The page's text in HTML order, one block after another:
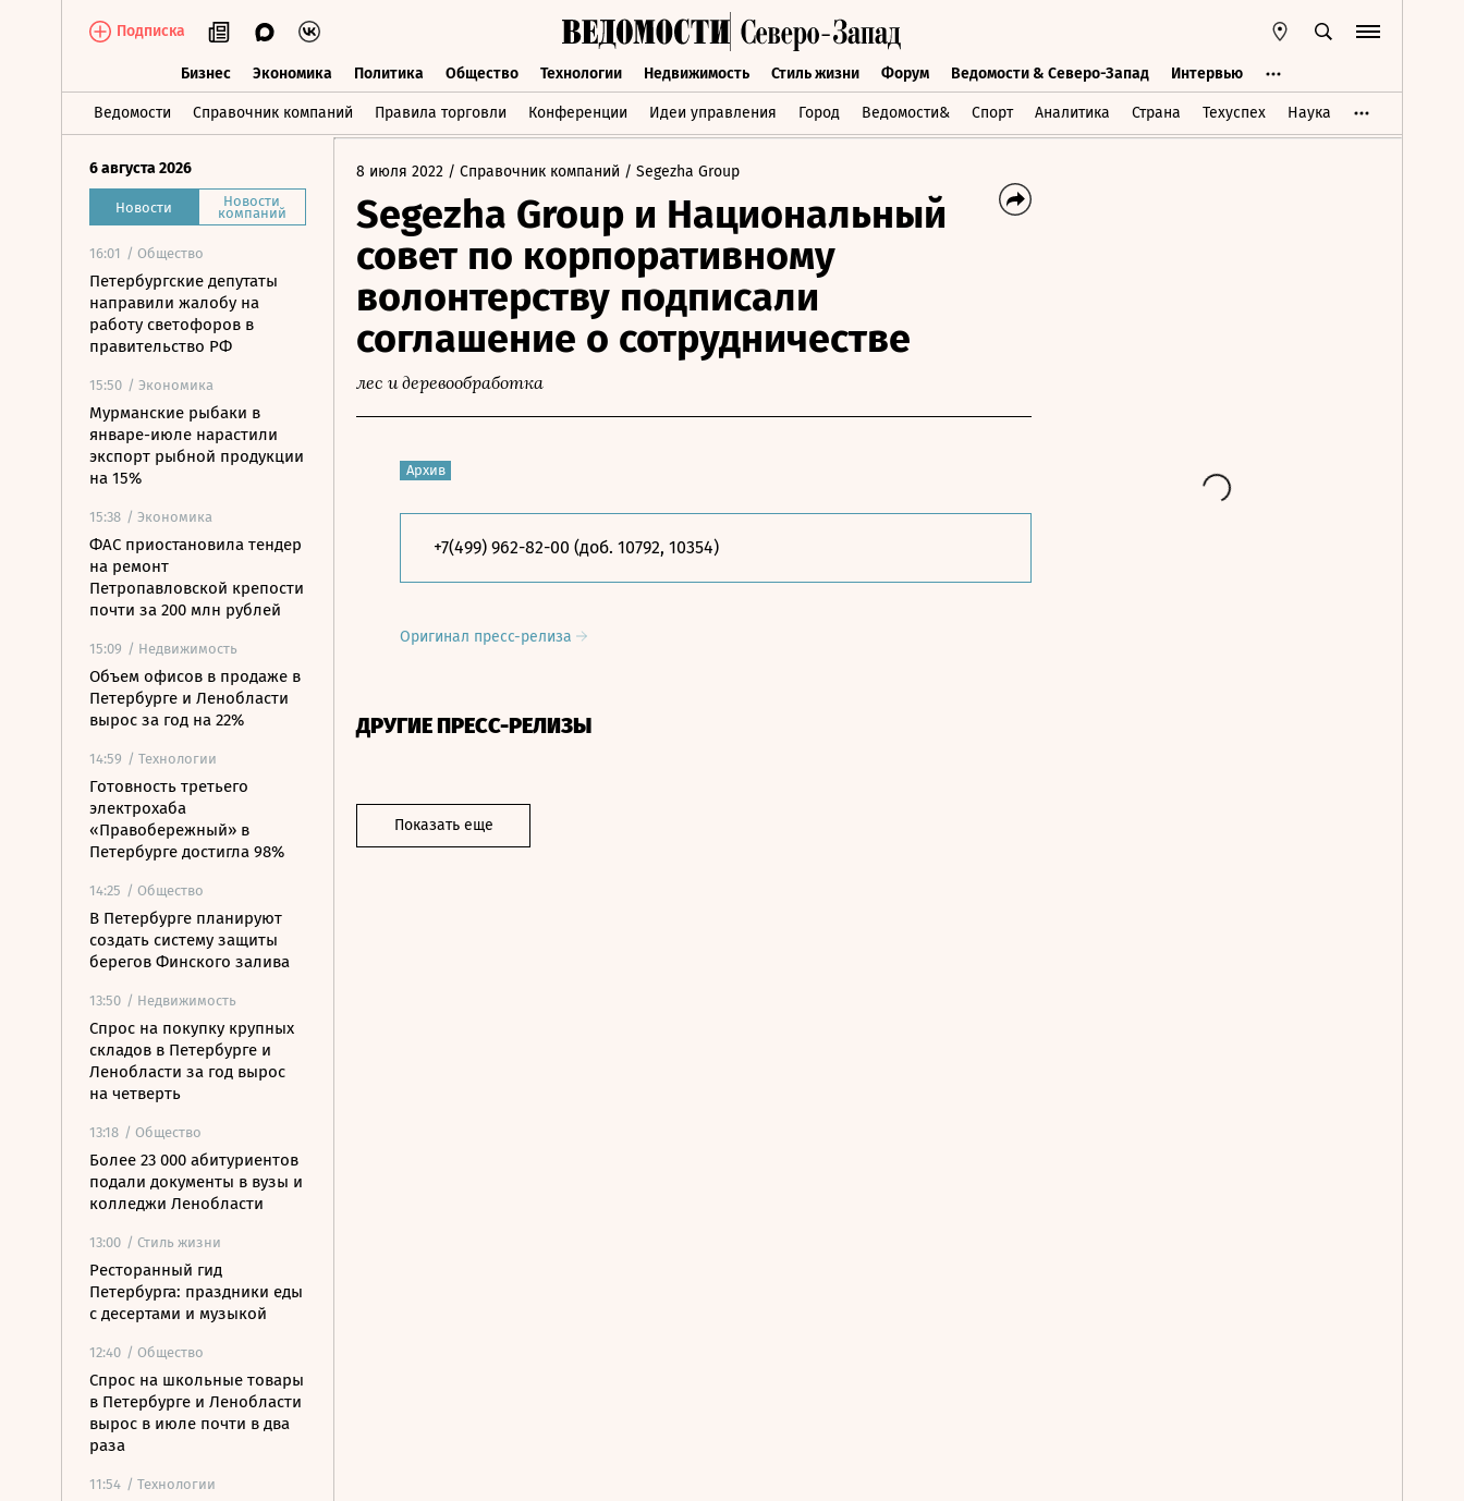
Подписка
Бизнес Экономика Политика Общество Технологии Недвижимость Стиль жизни Форум Ведомости & Северо-Запад Интервью
Ведомости Справочник компаний Правила торговли Конференции Идеи управления Город Ведомости& Спорт Аналитика Страна Техуспех Наука
Бизнес Экономика Политика Общество Технологии Недвижимость Стиль жизни Форум Ведомости & Северо-Запад Интервью
6 августа 2026
Новости Новости
компаний
16:01 / Общество
Петербургские депутаты
направили жалобу на
работу светофоров в
правительство РФ
15:50 / Экономика
Мурманские рыбаки в
январе-июле нарастили
экспорт рыбной продукции
на 15%
15:38 / Экономика
ФАС приостановила тендер
на ремонт
Петропавловской крепости
почти за 200 млн рублей
15:09 / Недвижимость
Объем офисов в продаже в
Петербурге и Ленобласти
вырос за год на 22%
14:59 / Технологии
Готовность третьего
электрохаба
«Правобережный» в
Петербурге достигла 98%
14:25 / Общество
В Петербурге планируют
создать систему защиты
берегов Финского залива
13:50 / Недвижимость
Спрос на покупку крупных
складов в Петербурге и
Ленобласти за год вырос
на четверть
13:18 / Общество
Более 23 000 абитуриентов
подали документы в вузы и
колледжи Ленобласти
13:00 / Стиль жизни
Ресторанный гид
Петербурга: праздники еды
с десертами и музыкой
12:40 / Общество
Спрос на школьные товары
в Петербурге и Ленобласти
вырос в июле почти в два
раза
11:54 / Технологии
8 июля 2022 / Справочник компаний / Segezha Group
Segezha Group и Национальный
совет по корпоративному
волонтерству подписали
соглашение о сотрудничестве
лес и деревообработка
Архив
+7(499) 962-82-00 (доб. 10792, 10354)
Оригинал пресс-релиза
ДРУГИЕ ПРЕСС-РЕЛИЗЫ
Показать еще